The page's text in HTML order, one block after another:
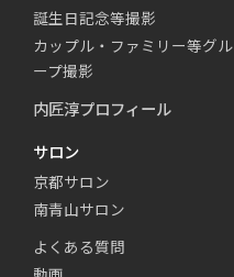
誕生日記念等撮影
カップル・ファミリー等グル
ープ撮影
内匠淳プロフィール
サロン
京都サロン
南青山サロン
よくある質問